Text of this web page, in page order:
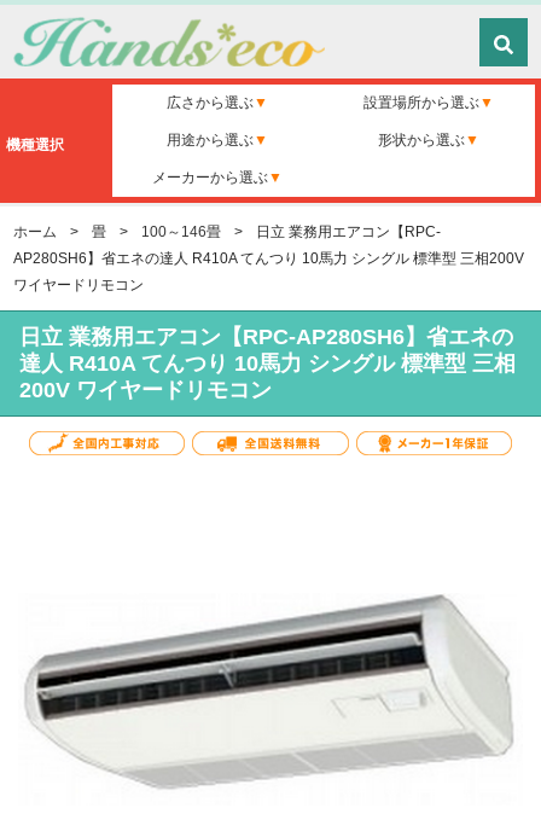
機種選択
広さから選ぶ 設置場所から選ぶ
用途から選ぶ 形状から選ぶ
メーカーから選ぶ
ホーム > 畳 > 100～146畳 >
日立 業務用エアコン【RPC-
AP280SH6】省エネの達人 R410A てんつり 10馬力 シングル 標準型 三相200V
ワイヤードリモコン
日立 業務用エアコン【RPC-AP280SH6】省エネの
達人 R410A てんつり 10馬力 シングル 標準型 三相
200V ワイヤードリモコン